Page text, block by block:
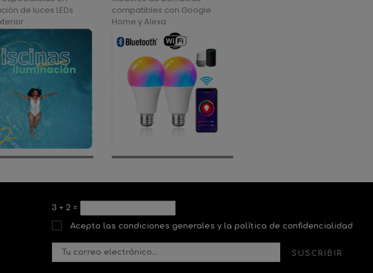
de luces LEDs
compatibles con Google
Home y Alexa
3 + 2 =
Acepto las condiciones generales y la política de confidencialidad
SUSCRIBIR